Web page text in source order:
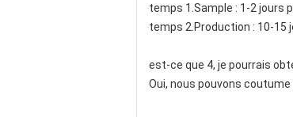
temps 1.Sample : 1-2 jours
temps 2.Production : 10-15
est-ce que 4, je pourrais
Oui, nous pouvons